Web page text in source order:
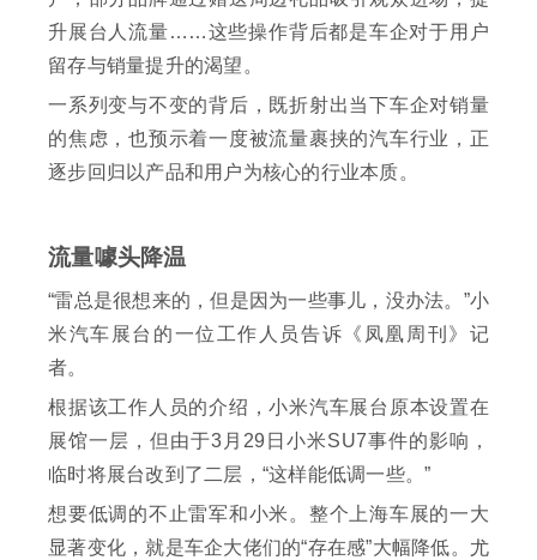
升展台人流量……这些操作背后都是车企对于用户
留存与销量提升的渴望。
一系列变与不变的背后，既折射出当下车企对销量
的焦虑，也预示着一度被流量裹挟的汽车行业，正
逐步回归以产品和用户为核心的行业本质。
流量噱头降温
“雷总是很想来的，但是因为一些事儿，没办法。”小
米汽车展台的一位工作人员告诉《凤凰周刊》记
者。
根据该工作人员的介绍，小米汽车展台原本设置在
展馆一层，但由于3月29日小米SU7事件的影响，
临时将展台改到了二层，“这样能低调一些。”
想要低调的不止雷军和小米。整个上海车展的一大
显著变化，就是车企大佬们的“存在感”大幅降低。尤